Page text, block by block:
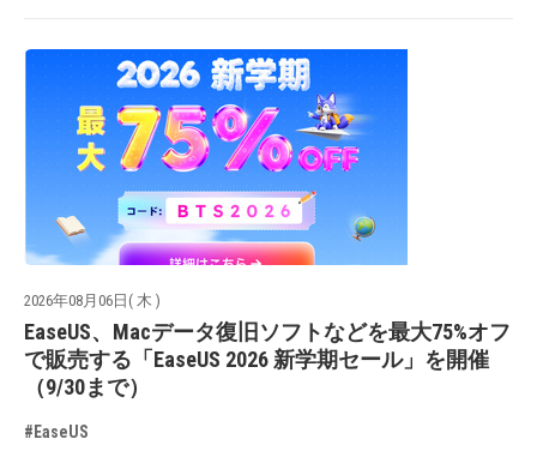
2026年08月06日( 木 )
EaseUS、Macデータ復旧ソフトなどを最大75%オフ
で販売する「EaseUS 2026 新学期セール」を開催
（9/30まで）
#EaseUS